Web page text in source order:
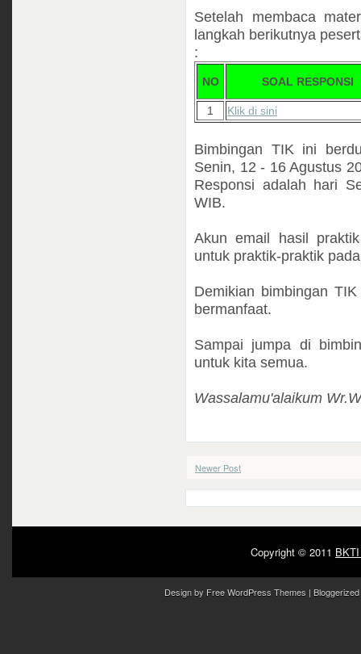
Setelah membaca
langkah berikutnya
:
NO SOAL RESPONSI
1 Klik di sini
Bimbingan TIK ini
Senin, 12 - 16 Agustus
Responsi adalah hari
WIB.
Akun email hasil
untuk praktik-praktik
Demikian bimbingan
bermanfaat.
Sampai jumpa di
untuk kita semua.
Wassalamu'alaikum
Newer Post
Copyright © 2011
Design by Free WordPress Themes |